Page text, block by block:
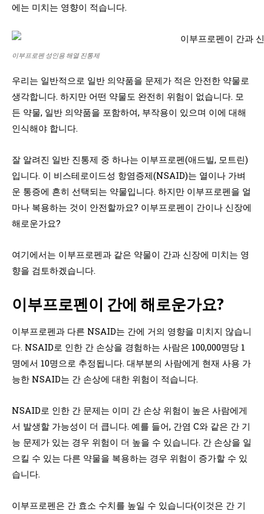
에는 미치는 영향이 적습니다.
이부프로펜 성인용 해열 진통제
우리는 일반적으로 일반 의약품을 문제가 적은 안전한 약물로
생각합니다. 하지만 어떤 약물도 완전히 위험이 없습니다. 모
든 약물, 일반 의약품을 포함하여, 부작용이 있으며 이에 대해
인식해야 합니다.
잘 알려진 일반 진통제 중 하나는 이부프로펜(애드빌, 모트린)
입니다. 이 비스테로이드성 항염증제(NSAID)는 열이나 가벼
운 통증에 흔히 선택되는 약물입니다. 하지만 이부프로펜을 얼
마나 복용하는 것이 안전할까요? 이부프로펜이 간이나 신장에
해로운가요?
여기에서는 이부프로펜과 같은 약물이 간과 신장에 미치는 영
향을 검토하겠습니다.
이부프로펜이 간에 해로운가요?
이부프로펜과 다른 NSAID는 간에 거의 영향을 미치지 않습니
다. NSAID로 인한 간 손상을 경험하는 사람은 100,000명당 1
명에서 10명으로 추정됩니다. 대부분의 사람에게 현재 사용 가
능한 NSAID는 간 손상에 대한 위험이 적습니다.
NSAID로 인한 간 문제는 이미 간 손상 위험이 높은 사람에게
서 발생할 가능성이 더 큽니다. 예를 들어, 간염 C와 같은 간 기
능 문제가 있는 경우 위험이 더 높을 수 있습니다. 간 손상을 일
으킬 수 있는 다른 약물을 복용하는 경우 위험이 증가할 수 있
습니다.
이부프로펜은 간 효소 수치를 높일 수 있습니다(이것은 간 기